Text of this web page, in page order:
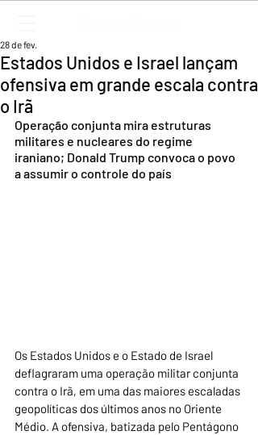
Estados Unidos e Israel lançam
ofensiva em grande escala contra
o Irã
28 de fev.
Operação conjunta mira estruturas
militares e nucleares do regime
iraniano; Donald Trump convoca o povo
a assumir o controle do país
Os Estados Unidos e o Estado de Israel
deflagraram uma operação militar conjunta
contra o Irã, em uma das maiores escaladas
geopolíticas dos últimos anos no Oriente
Médio. A ofensiva, batizada pelo Pentágono